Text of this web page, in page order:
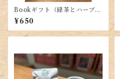
Bookギフト（緑茶とハーブテ
ィーのセット）
¥650